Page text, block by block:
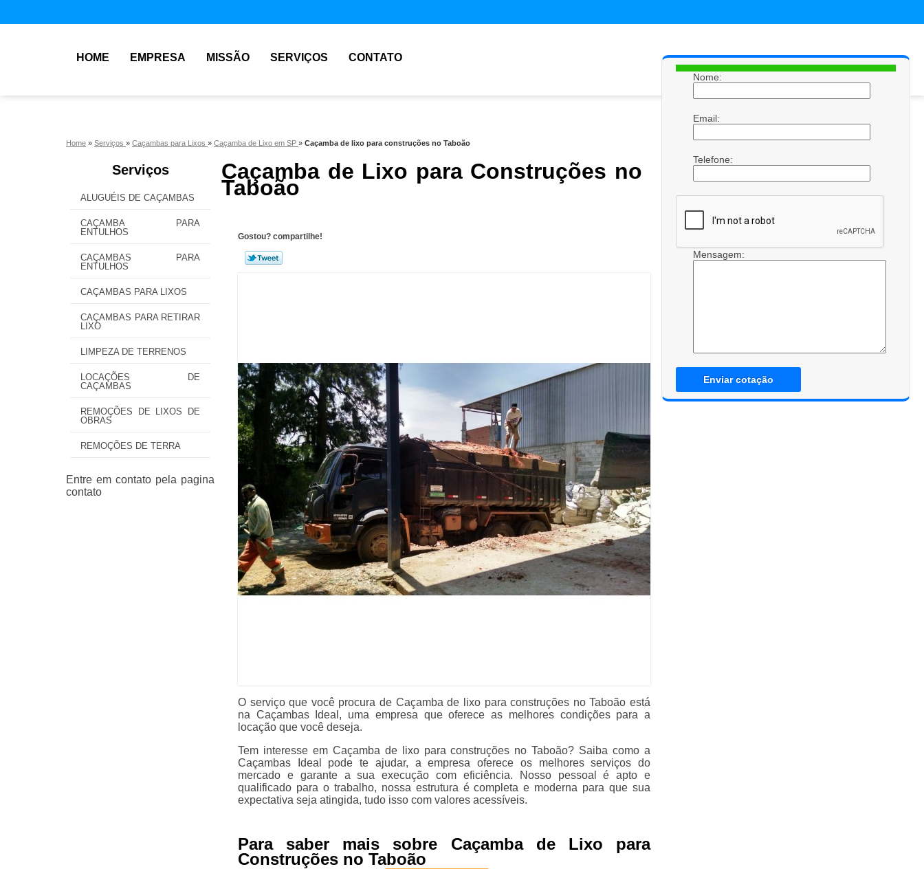
HOME EMPRESA MISSÃO SERVIÇOS CONTATO
Home » Serviços » Caçambas para Lixos » Caçamba de Lixo em SP » Caçamba de lixo para construções no Taboão
Serviços
ALUGUÉIS DE CAÇAMBAS
CAÇAMBA PARA
ENTULHOS
CAÇAMBAS PARA
ENTULHOS
CAÇAMBAS PARA LIXOS
CAÇAMBAS PARA RETIRAR
LIXO
LIMPEZA DE TERRENOS
LOCAÇÕES DE
CAÇAMBAS
REMOÇÕES DE LIXOS DE
OBRAS
REMOÇÕES DE TERRA
Caçamba de Lixo para Construções no
Taboão
Gostou? compartilhe!
O serviço que você procura de Caçamba de lixo para construções no Taboão está
na Caçambas Ideal, uma empresa que oferece as melhores condições para a
locação que você deseja.
Tem interesse em Caçamba de lixo para construções no Taboão? Saiba como a
Caçambas Ideal pode te ajudar, a empresa oferece os melhores serviços do
mercado e garante a sua execução com eficiência. Nosso pessoal é apto e
qualificado para o trabalho, nossa estrutura é completa e moderna para que sua
expectativa seja atingida, tudo isso com valores acessíveis.
Para saber mais sobre Caçamba de Lixo para
Construções no Taboão
Nome:
Email:
Telefone:
Mensagem:
Enviar cotação